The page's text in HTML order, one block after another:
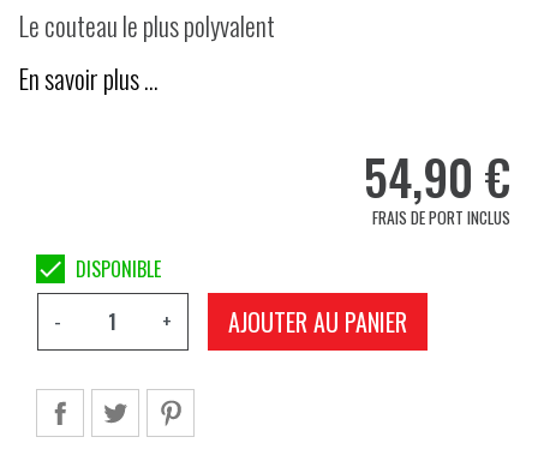
Le couteau le plus polyvalent
En savoir plus …
54,90 €
FRAIS DE PORT INCLUS
 DISPONIBLE
-
+ AJOUTER AU PANIER